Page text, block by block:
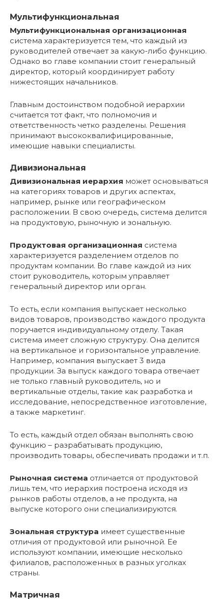
Мультифункциональная
Мультифункциональная организационная
система характеризуется тем, что каждый из
руководителей отвечает за какую-либо функцию.
Однако во главе компании стоит генеральный
директор, который координирует работу
нижестоящих начальников.
Главным достоинством подобной иерархии
считается тот факт, что полномочия и
ответственность четко разделены. Решения
принимают высококвалифицированные,
имеющие навыки специалисты.
Дивизиональная
Дивизиональная иерархия может основываться
на категориях товаров и других аспектах,
например, рынке или географическом
расположении. В свою очередь, система делится
на продуктовую, рыночную и зональную.
Продуктовая организационная система
характеризуется разделением отделов по
продуктам компании. Во главе каждой из них
стоит руководитель, которым управляет
генеральный директор или орган.
То есть, если компания выпускает несколько
видов товаров, производство каждого продукта
поручается индивидуальному отделу. Такая
система имеет сложную структуру. Она делится
на вертикальное и горизонтальное управление.
Например, компания выпускает 3 вида
продукции. За выпуск каждого товара отвечает
не только главный руководитель, но и
вертикальные отделы, такие как разработка и
исследование, непосредственное изготовление,
а также маркетинг.
То есть, каждый отдел обязан выполнять свою
функцию – разрабатывать продукцию,
производить товары, обеспечивать продажи и т.п.
Рыночная система отличается от продуктовой
лишь тем, что иерархия построена исходя из
рынков работы отделов, а не продукта, на
выпуске которого они специализируются.
Зональная структура имеет существенные
отличия от продуктовой или рыночной. Ее
используют компании, имеющие несколько
филиалов, расположенных в разных уголках
страны.
Матричная